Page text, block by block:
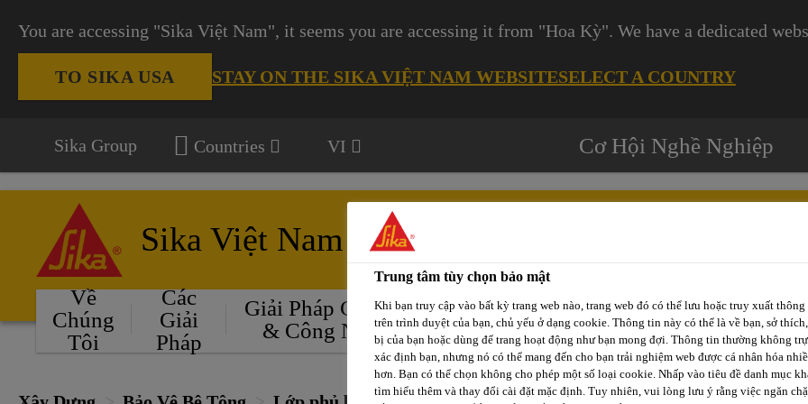
You are accessing "Sika Việt Nam", it seems you are accessing it from "Hoa Kỳ". We have a dedicated
TO SIKA USA STAY ON THE SIKA VIỆT NAM WEBSITESELECT A COUNTRY
Sika Group Countries VI Cơ Hội Nghề Nghiệp
Sika Việt Nam
Về
Chúng
Tôi
Các
Giải
Pháp
Giải Pháp Cho Ô-tô
& Công Nghiệp
Các
Dự
Án
Phát Triển
Bền Vững
Kênh Phân
Phối / Bán Lẻ
Trung tâm tùy chọn bảo mật
Khi bạn truy cập vào bất kỳ trang web nào, trang web đó có thể lưu hoặc truy xuất
trên trình duyệt của bạn, chủ yếu ở dạng cookie. Thông tin này có thể là về bạn, sở
bị của bạn hoặc dùng để trang hoạt động như bạn mong đợi. Thông tin thường không
xác định bạn, nhưng nó có thể mang đến cho bạn trải nghiệm web được cá nhân hóa
hơn. Bạn có thể chọn không cho phép một số loại cookie. Nhấp vào tiêu đề danh mục
tìm hiểu thêm và thay đổi cài đặt mặc định. Tuy nhiên, vui lòng lưu ý rằng việc ngăn